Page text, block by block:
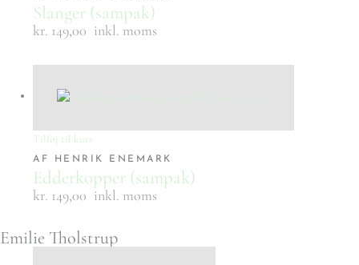
Slanger (sampak)
kr. 149,00 inkl. moms
Tilføj til kurv
AF HENRIK ENEMARK
Edderkopper (sampak)
kr. 149,00 inkl. moms
Emilie Tholstrup